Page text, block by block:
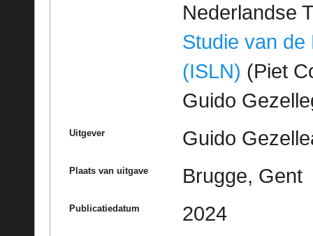
Nederlandse
Studie van de
(ISLN) (Piet
Guido
Uitgever Guido
Plaats van uitgave Brugge, Gent
Publicatiedatum 2024